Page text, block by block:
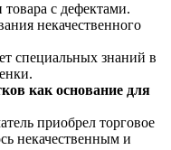
с дефектами.
некачественного
специальных знаний в
как основание для
приобрел торговое
некачественным и